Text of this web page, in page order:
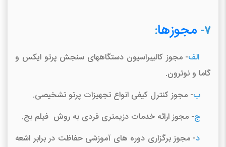
7- مجوزها:
الف- مجوز کالیبراسیون دستگاههای سنجش پرتو ایکس و
گاما و نوترون.
ب- مجوز کنترل کیفی انواع تجهیزات پرتو تشخیصی.
ج- مجوز ارائه خدمات دزیمتری فردی به روش فیلم بج.
د- مجوز برگزاری دوره های آموزشی حفاظت در برابر اشعه